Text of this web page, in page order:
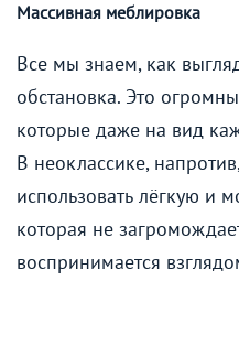
Массивная меблировка
Все мы знаем, как
обстановка. Это
которые даже на вид
В неоклассике,
использовать лёгкую и
которая не
воспринимается